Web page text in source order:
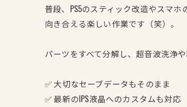
普段、PS5のスティック改造やスマ
向き合える楽しい作業です（笑）。
パーツをすべて分解し、超音波洗浄
✅ 大切なセーブデータもそのまま
✅ 最新のIPS液晶へのカスタムも対応